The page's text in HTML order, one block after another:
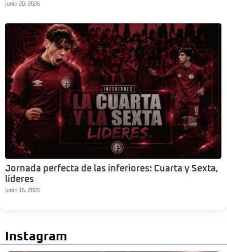
junio 20, 2026
Jornada perfecta de las inferiores: Cuarta y Sexta,
líderes
junio 16, 2026
Instagram